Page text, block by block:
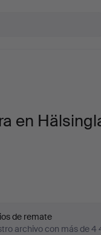
en
de remate
archivo con más de 4